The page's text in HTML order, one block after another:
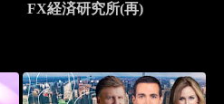
FX経済研究所(再)